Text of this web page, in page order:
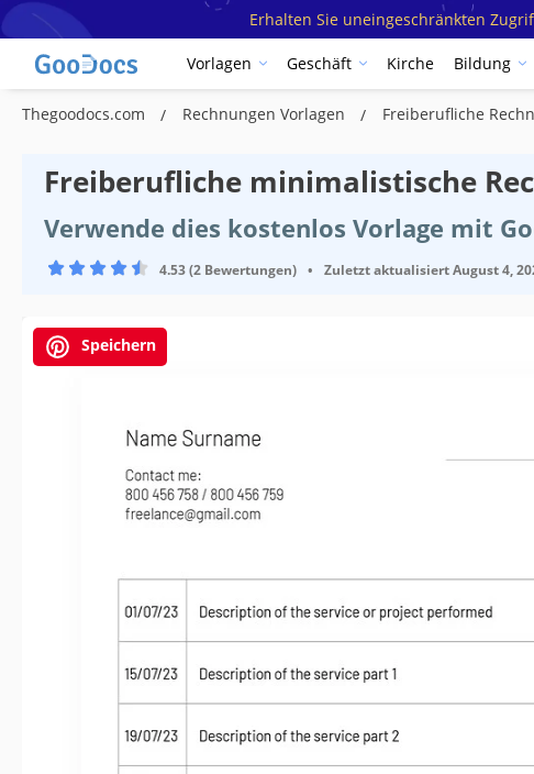
Erhalten Sie uneingeschränkten
Vorlagen Geschäft Kirche Bildung
Thegoodocs.com Rechnungen Vorlagen Freiberufliche
Freiberufliche minimalistische
Verwende dies kostenlos Vorlage mit
4.53 (2 Bewertungen) • Zuletzt aktualisiertAugust 4,
Speichern